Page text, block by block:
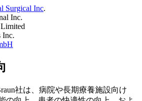
Surgical Inc.
Inc.
Inc.
社は、病院や長期療養施設向け